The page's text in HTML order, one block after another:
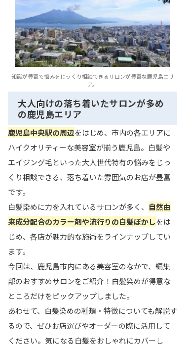
知識が豊富で悩みをじっくり相談できるサロンが豊富な鹿児島エリ
ア。
大人向けの落ち着いたサロンが多め
の鹿児島エリア
鹿児島中央駅の周辺をはじめ、市内の各エリアに
ハイクオリティーな美容室が揃う鹿児島。白髪や
エイジング毛といった大人世代特有の悩みをじっ
くり相談できる、落ち着いた雰囲気のお店が豊富
です。
白髪染めに力を入れているサロンが多く、 自然由
来成分配合のカラー剤や流行りの白髪ぼかしをは
じめ、各店が魅力的な施術をラインナップしてい
ます。
今回は、鹿児島市内にある美容室のなかで、編集
部のおすすめサロンをご紹介！白髪染めが得意な
ところだけをピックアップしました。
あわせて、白髪染めの種類・特徴についても解説す
るので、ぜひお店選びやオーダーの際に活用して
ください。気になる白髪をおしゃれにカバーし